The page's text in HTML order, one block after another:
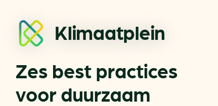
Klimaatplein
Zes best practices
voor duurzaam